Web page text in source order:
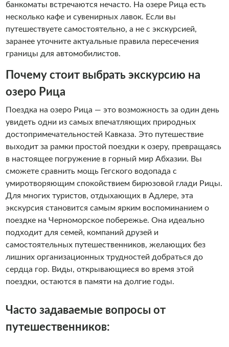
банкоматы встречаются нечасто. На озере Рица есть
несколько кафе и сувенирных лавок. Если вы
путешествуете самостоятельно, а не с экскурсией,
заранее уточните актуальные правила пересечения
границы для автомобилистов.
Почему стоит выбрать экскурсию на
озеро Рица
Поездка на озеро Рица — это возможность за один день
увидеть одни из самых впечатляющих природных
достопримечательностей Кавказа. Это путешествие
выходит за рамки простой поездки к озеру, превращаясь
в настоящее погружение в горный мир Абхазии. Вы
сможете сравнить мощь Гегского водопада с
умиротворяющим спокойствием бирюзовой глади Рицы.
Для многих туристов, отдыхающих в Адлере, эта
экскурсия становится самым ярким воспоминанием о
поездке на Черноморское побережье. Она идеально
подходит для семей, компаний друзей и
самостоятельных путешественников, желающих без
лишних организационных трудностей добраться до
сердца гор. Виды, открывающиеся во время этой
поездки, остаются в памяти на долгие годы.
Часто задаваемые вопросы от
путешественников: